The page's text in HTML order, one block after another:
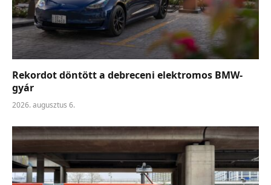
Rekordot döntött a debreceni elektromos BMW-
gyár
2026. augusztus 6.